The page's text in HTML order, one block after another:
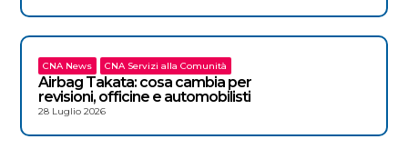
CNA News CNA Servizi alla Comunità
Airbag Takata: cosa cambia per
revisioni, officine e automobilisti
28 Luglio 2026